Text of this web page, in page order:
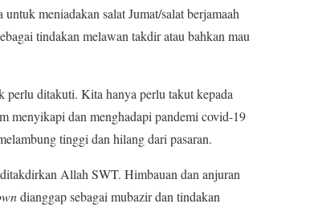
meniadakan salat Jumat/salat berjamaah
tindakan melawan takdir atau bahkan mau
perlu ditakuti. Kita hanya perlu takut kepada
menyikapi dan menghadapi pandemi covid-19
tinggi dan hilang dari pasaran.
Allah SWT. Himbauan dan anjuran
dianggap sebagai mubazir dan tindakan